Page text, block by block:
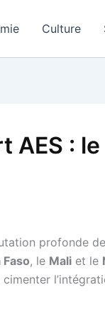
Culture
AES :
profonde
, le Mali et le